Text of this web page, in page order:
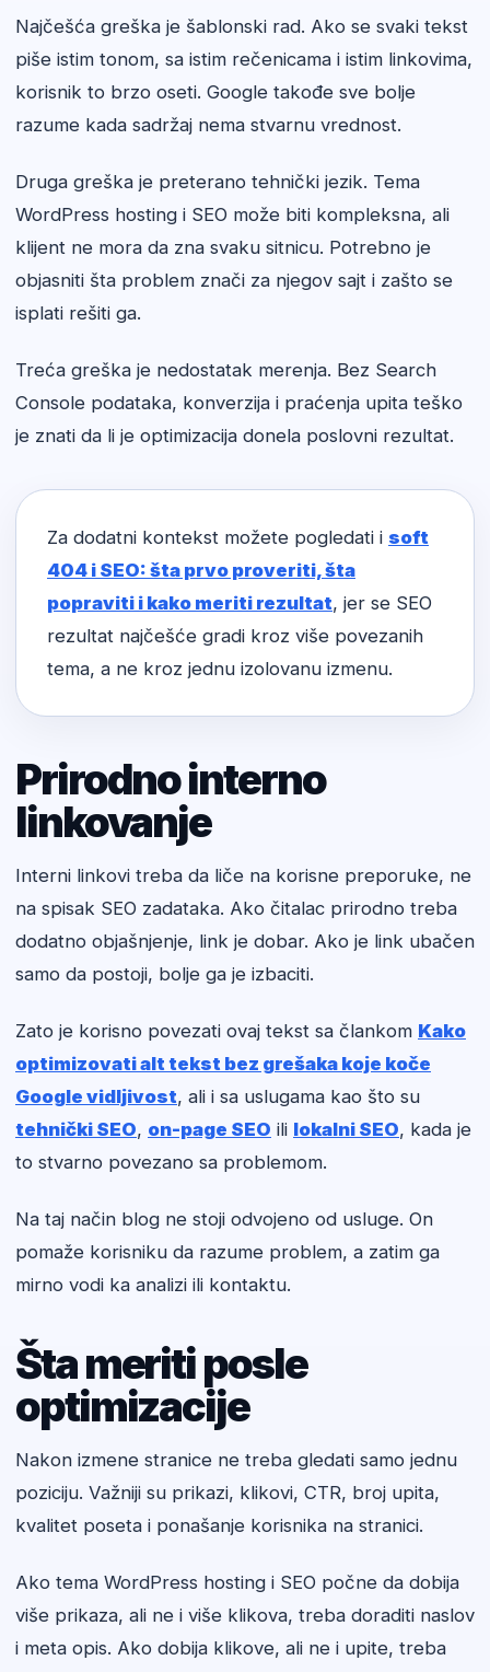
Najčešća greška je šablonski rad. Ako se svaki tekst
piše istim tonom, sa istim rečenicama i istim linkovima,
korisnik to brzo oseti. Google takođe sve bolje
razume kada sadržaj nema stvarnu vrednost.
Druga greška je preterano tehnički jezik. Tema
WordPress hosting i SEO može biti kompleksna, ali
klijent ne mora da zna svaku sitnicu. Potrebno je
objasniti šta problem znači za njegov sajt i zašto se
isplati rešiti ga.
Treća greška je nedostatak merenja. Bez Search
Console podataka, konverzija i praćenja upita teško
je znati da li je optimizacija donela poslovni rezultat.
Za dodatni kontekst možete pogledati i soft
404 i SEO: šta prvo proveriti, šta
popraviti i kako meriti rezultat, jer se SEO
rezultat najčešće gradi kroz više povezanih
tema, a ne kroz jednu izolovanu izmenu.
Prirodno interno
linkovanje
Interni linkovi treba da liče na korisne preporuke, ne
na spisak SEO zadataka. Ako čitalac prirodno treba
dodatno objašnjenje, link je dobar. Ako je link ubačen
samo da postoji, bolje ga je izbaciti.
Zato je korisno povezati ovaj tekst sa člankom Kako
optimizovati alt tekst bez grešaka koje koče
Google vidljivost, ali i sa uslugama kao što su
tehnički SEO, on-page SEO ili lokalni SEO, kada je
to stvarno povezano sa problemom.
Na taj način blog ne stoji odvojeno od usluge. On
pomaže korisniku da razume problem, a zatim ga
mirno vodi ka analizi ili kontaktu.
Šta meriti posle
optimizacije
Nakon izmene stranice ne treba gledati samo jednu
poziciju. Važniji su prikazi, klikovi, CTR, broj upita,
kvalitet poseta i ponašanje korisnika na stranici.
Ako tema WordPress hosting i SEO počne da dobija
više prikaza, ali ne i više klikova, treba doraditi naslov
i meta opis. Ako dobija klikove, ali ne i upite, treba